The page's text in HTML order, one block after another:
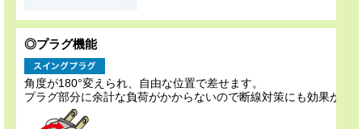
◎プラグ機能
角度が180°変えられ、自由な位置で差せます。
プラグ部分に余計な負荷がかからないので断線対策にも効果があ